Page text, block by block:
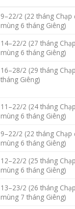
9–22/2 (22 tháng Chạp
mùng 6 tháng Giêng)
14–22/2 (27 tháng
mùng 6 tháng Giêng)
16–28/2 (29 tháng
tháng Giêng)
11–22/2 (24 tháng
mùng 6 tháng Giêng)
9–22/2 (22 tháng Chạp
mùng 6 tháng Giêng)
12–22/2 (25 tháng
mùng 6 tháng Giêng)
13–23/2 (26 tháng
mùng 7 tháng Giêng)